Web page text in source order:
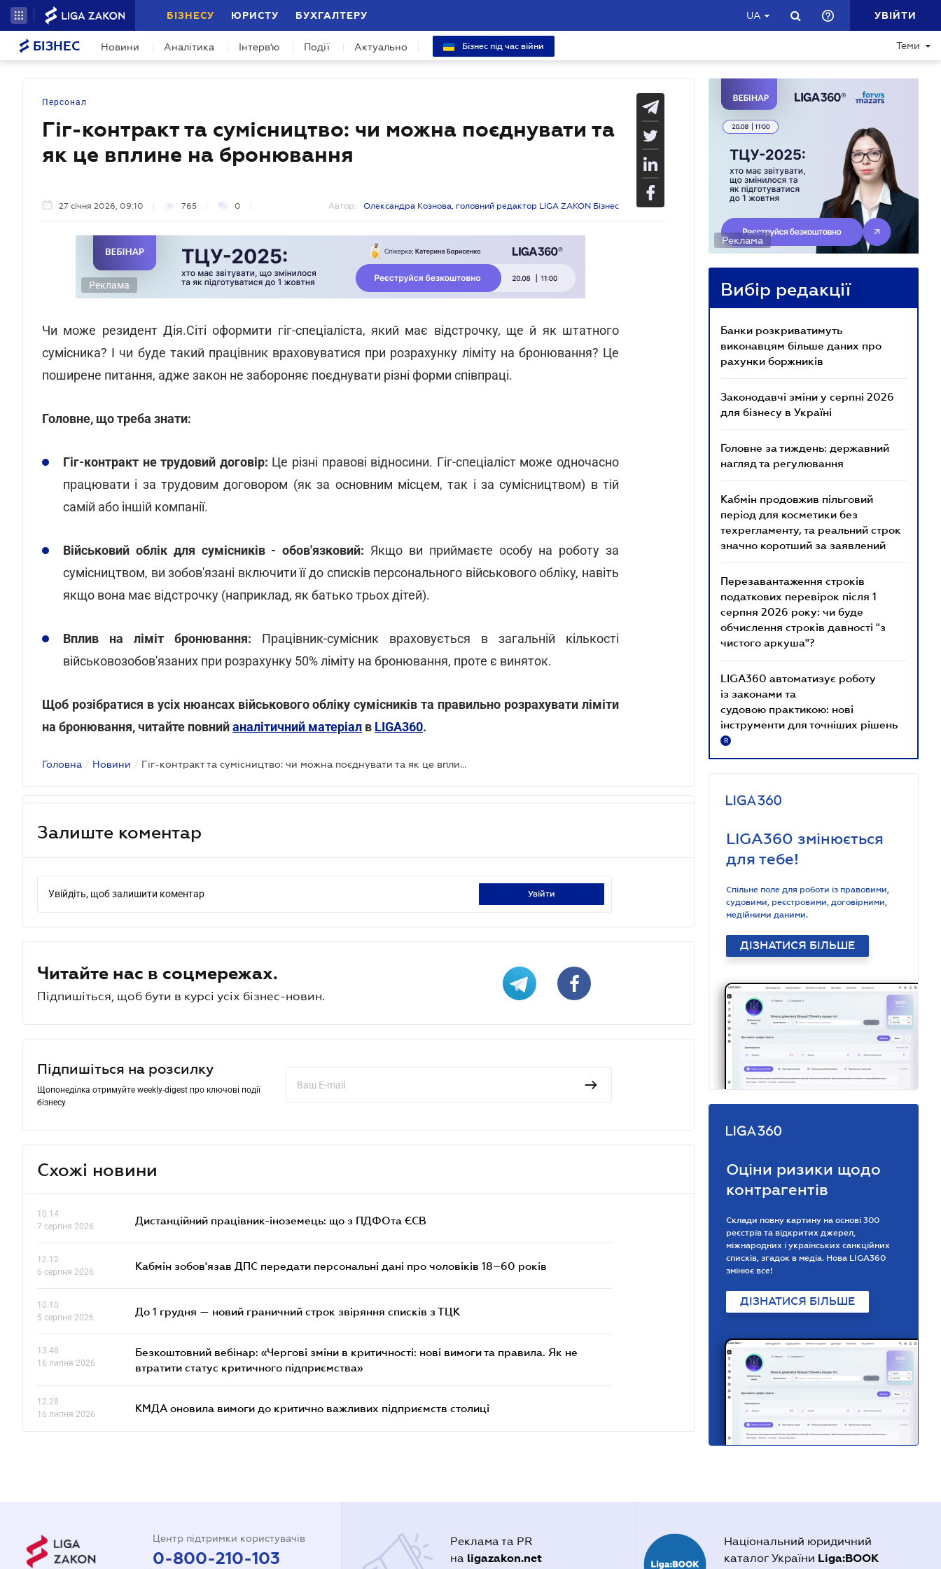
БІЗНЕСУ ЮРИСТУ БУХГАЛТЕРУ UA УВІЙТИ
БІЗНЕС Новини Аналітика Інтерв'ю Події Актуально Бізнес під час війни Теми
Персонал
Гіг-контракт та сумісництво: чи можна поєднувати та
як це вплине на бронювання
27 січня 2026, 09:10 765 0 Автор: Олександра Кознова, головний редактор LIGA ZAKON Бізнес
Реклама
Чи може резидент Дія.Сіті оформити гіг-спеціаліста, який має відстрочку, ще й як штатного
сумісника? І чи буде такий працівник враховуватися при розрахунку ліміту на бронювання? Це
поширене питання, адже закон не забороняє поєднувати різні форми співпраці.
Головне, що треба знати:
Гіг-контракт не трудовий договір: Це різні правові відносини. Гіг-спеціаліст може одночасно
працювати і за трудовим договором (як за основним місцем, так і за сумісництвом) в тій
самій або іншій компанії.
Військовий облік для сумісників - обов'язковий: Якщо ви приймаєте особу на роботу за
сумісництвом, ви зобов'язані включити її до списків персонального військового обліку, навіть
якщо вона має відстрочку (наприклад, як батько трьох дітей).
Вплив на ліміт бронювання: Працівник-сумісник враховується в загальній кількості
військовозобов'язаних при розрахунку 50% ліміту на бронювання, проте є виняток.
Щоб розібратися в усіх нюансах військового обліку сумісників та правильно розрахувати ліміти
на бронювання, читайте повнийаналітичний матеріал в LIGA360.
Головна / Новини / Гіг-контракт та сумісництво: чи можна поєднувати та як це вплине на бронювання
Залиште коментар
Увійдіть, щоб залишити коментар увійти
Читайте нас в соцмережах.
Підпишіться, щоб бути в курсі усіх бізнес-новин.
Підпишіться на розсилку
Щопонеділка отримуйте weekly-digest про ключові події
бізнесу
Схожі новини
10.14
7 серпня 2026
Дистанційний працівник-іноземець: що з ПДФОта ЄСВ
12.12
6 серпня 2026
Кабмін зобов'язав ДПС передати персональні дані про чоловіків 18–60 років
10.10
5 серпня 2026
До 1 грудня — новий граничний строк звіряння списків з ТЦК
13.48
16 липня 2026
Безкоштовний вебінар: «Чергові зміни в критичності: нові вимоги та правила. Як не
втратити статус критичного підприємства»
12.28
16 липня 2026
КМДА оновила вимоги до критично важливих підприємств столиці
Реклама
Вибір редакції
Банки розкриватимуть
виконавцям більше даних про
рахунки боржників
Законодавчі зміни у серпні 2026
для бізнесу в Україні
Головне за тиждень: державний
нагляд та регулювання
Кабмін продовжив пільговий
період для косметики без
техрегламенту, та реальний строк
значно коротший за заявлений
Перезавантаження строків
податкових перевірок після 1
серпня 2026 року: чи буде
обчислення строків давності "з
чистого аркуша"?
LIGA360 автоматизує роботу
із законами та
судовою практикою: нові
інструменти для точніших рішень
R
LIGA360 змінюється
для тебе!
Спільне поле для роботи із правовими,
судовими, реєстровими, договірними,
медійними даними.
ДІЗНАТИСЯ БІЛЬШЕ
Оціни ризики щодо
контрагентів
Склади повну картину на основі 300
реєстрів та відкритих джерел,
міжнародних і українських санкційних
списків, згадок в медіа. Нова LIGA360
змінює все!
ДІЗНАТИСЯ БІЛЬШЕ
Центр підтримки користувачів
0-800-210-103
Реклама та PR
на ligazakon.net
Національний юридичний
каталог України Liga:BOOK